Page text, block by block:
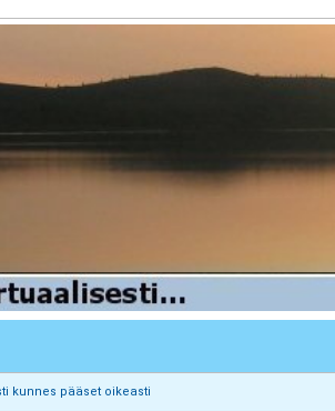
II
kunnes pääset oikeasti